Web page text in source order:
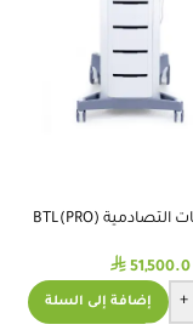
جهاز الموجات التصادمية (PRO)BTL
⃁ 51,500.0
+ إضافة إلى السلة